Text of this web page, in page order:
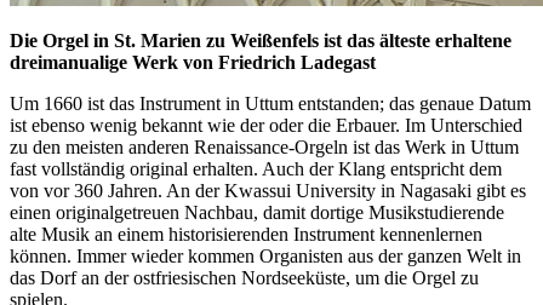
Die Orgel in St. Marien zu Weißenfels ist das älteste erhaltene
dreimanualige Werk von Friedrich Ladegast
Um 1660 ist das Instrument in Uttum entstanden; das genaue Datum
ist ebenso wenig bekannt wie der oder die Erbauer. Im Unterschied
zu den meisten anderen Renaissance-Orgeln ist das Werk in Uttum
fast vollständig original erhalten. Auch der Klang entspricht dem
von vor 360 Jahren. An der Kwassui University in Nagasaki gibt es
einen originalgetreuen Nachbau, damit dortige Musikstudierende
alte Musik an einem historisierenden Instrument kennenlernen
können. Immer wieder kommen Organisten aus der ganzen Welt in
das Dorf an der ostfriesischen Nordseeküste, um die Orgel zu
spielen.